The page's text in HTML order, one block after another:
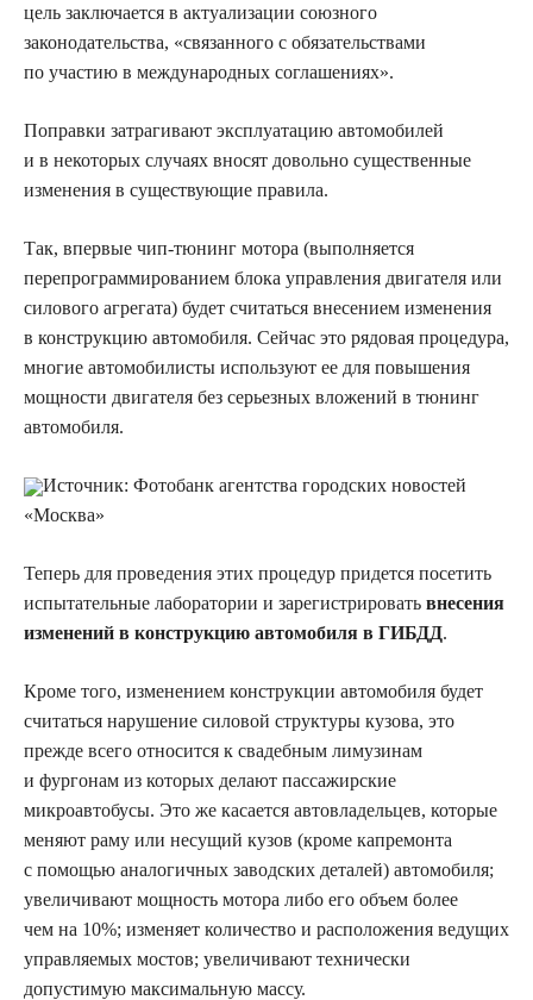
цель заключается в актуализации союзного
законодательства, «связанного с обязательствами
по участию в международных соглашениях».
Поправки затрагивают эксплуатацию автомобилей
и в некоторых случаях вносят довольно существенные
изменения в существующие правила.
Так, впервые чип-тюнинг мотора (выполняется
перепрограммированием блока управления двигателя или
силового агрегата) будет считаться внесением изменения
в конструкцию автомобиля. Сейчас это рядовая процедура,
многие автомобилисты используют ее для повышения
мощности двигателя без серьезных вложений в тюнинг
автомобиля.
Источник: Фотобанк агентства городских новостей
«Москва»
Теперь для проведения этих процедур придется посетить
испытательные лаборатории и зарегистрировать внесения
изменений в конструкцию автомобиля в ГИБДД.
Кроме того, изменением конструкции автомобиля будет
считаться нарушение силовой структуры кузова, это
прежде всего относится к свадебным лимузинам
и фургонам из которых делают пассажирские
микроавтобусы. Это же касается автовладельцев, которые
меняют раму или несущий кузов (кроме капремонта
с помощью аналогичных заводских деталей) автомобиля;
увеличивают мощность мотора либо его объем более
чем на 10%; изменяет количество и расположения ведущих
управляемых мостов; увеличивают технически
допустимую максимальную массу.